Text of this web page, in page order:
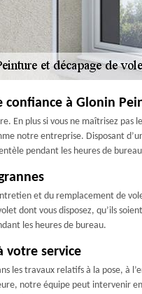
confiance à Glonin
En plus si vous ne maîtrisez
notre entreprise. Disposant
pendant les heures de
et du remplacement de
dont vous disposez, qu’ils
les heures de bureau.
votre service
les travaux relatifs à la pose, à
notre équipe peut intervenir